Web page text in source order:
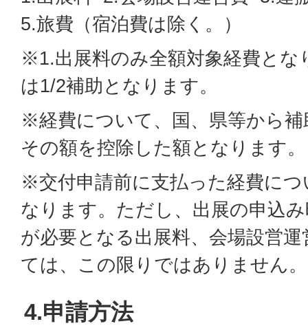
5.旅費（宿泊費は除く。）
※1.出展料のみ全額対象経費とな
は1/2補助となります。
※経費について、国、県等から
その額を控除した額となります。
※交付申請前に支払った経費に
なります。ただし、出展の申込
が必要となる出展料、会場設営
ては、この限りではありません。
4.申請方法